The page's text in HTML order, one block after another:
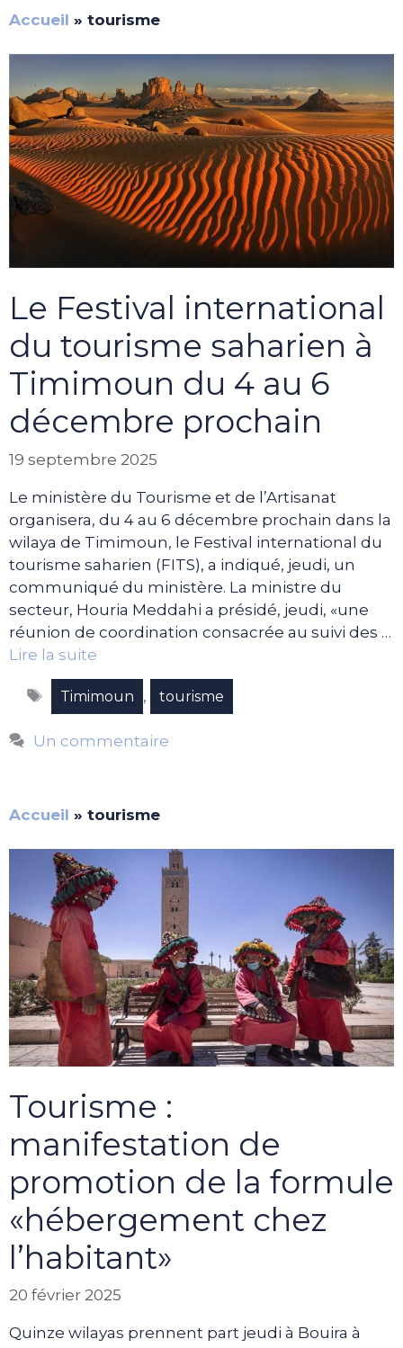
Accueil » tourisme
Le Festival international
du tourisme saharien à
Timimoun du 4 au 6
décembre prochain
19 septembre 2025
Le ministère du Tourisme et de l’Artisanat
organisera, du 4 au 6 décembre prochain dans la
wilaya de Timimoun, le Festival international du
tourisme saharien (FITS), a indiqué, jeudi, un
communiqué du ministère. La ministre du
secteur, Houria Meddahi a présidé, jeudi, «une
réunion de coordination consacrée au suivi des …
Lire la suite
Étiquettes
Timimoun , tourisme
Un commentaire
Accueil » tourisme
Tourisme :
manifestation de
promotion de la formule
«hébergement chez
l’habitant»
20 février 2025
Quinze wilayas prennent part jeudi à Bouira à